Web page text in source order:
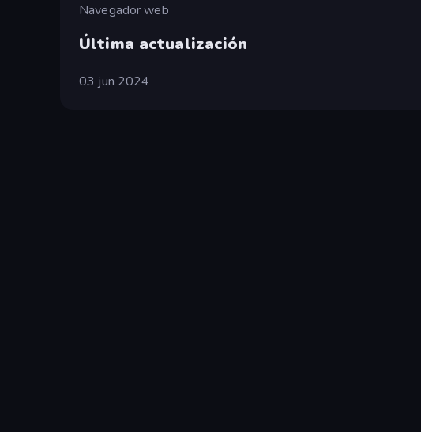
Navegador web
Última actualización
03 jun 2024